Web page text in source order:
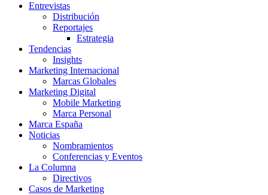
Entrevistas
Distribución
Reportajes
Estrategia
Tendencias
Insights
Marketing Internacional
Marcas Globales
Marketing Digital
Mobile Marketing
Marca Personal
Marca España
Noticias
Nombramientos
Conferencias y Eventos
La Columna
Directivos
Casos de Marketing